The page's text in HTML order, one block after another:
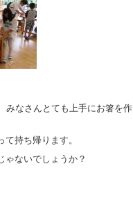
みなさんとても上手にお箸を作
持ち帰ります。
ゃないでしょうか？